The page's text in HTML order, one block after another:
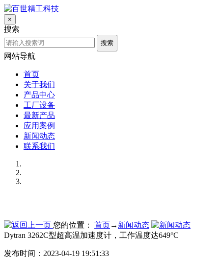
×
搜索
搜索
网站导航
首页
关于我们
产品中心
工厂设备
最新产品
应用案例
新闻动态
联系我们
您的位置： 首页→ 新闻动态
Dytran 3262C型超高温加速度计，工作温度达649°C
发布时间：2023-04-19 19:51:33